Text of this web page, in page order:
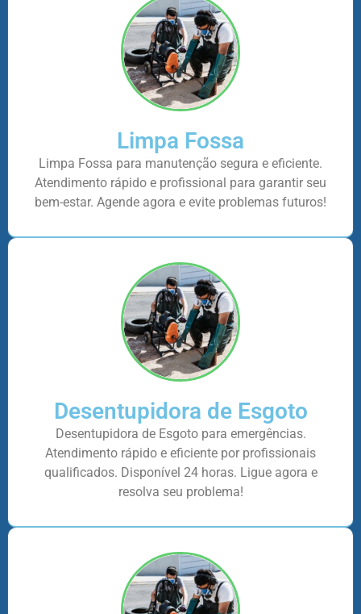
Limpa Fossa
Limpa Fossa para manutenção segura e eficiente.
Atendimento rápido e profissional para garantir seu
bem-estar. Agende agora e evite problemas futuros!
Desentupidora de Esgoto
Desentupidora de Esgoto para emergências.
Atendimento rápido e eficiente por profissionais
qualificados. Disponível 24 horas. Ligue agora e
resolva seu problema!